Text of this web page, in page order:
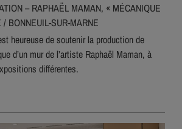
– RAPHAËL MAMAN, « MÉCANIQUE
/ BONNEUIL-SUR-MARNE
heureuse de soutenir la production de
d’un mur de l’artiste Raphaël Maman, à
différentes.